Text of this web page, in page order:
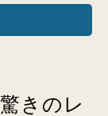
きのレ